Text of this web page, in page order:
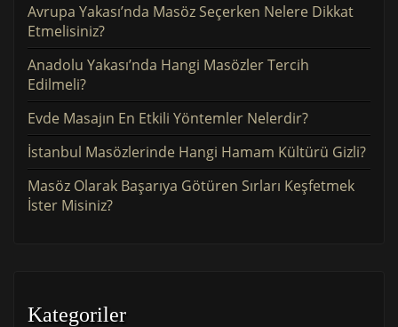
Avrupa Yakası’nda Masöz Seçerken Nelere Dikkat
Etmelisiniz?
Anadolu Yakası’nda Hangi Masözler Tercih
Edilmeli?
Evde Masajın En Etkili Yöntemler Nelerdir?
İstanbul Masözlerinde Hangi Hamam Kültürü Gizli?
Masöz Olarak Başarıya Götüren Sırları Keşfetmek
İster Misiniz?
Kategoriler